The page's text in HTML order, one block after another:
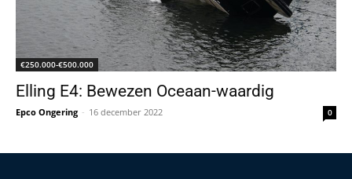
€250.000-€500.000
Elling E4: Bewezen Oceaan-waardig
Epco Ongering - 16 december 2022 0